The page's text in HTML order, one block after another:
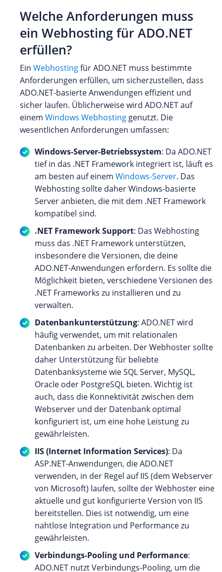
Welche Anforderungen muss
ein Webhosting für ADO.NET
erfüllen?
Ein Webhostingfür ADO.NET muss bestimmte
Anforderungen erfüllen, um sicherzustellen, dass
ADO.NET-basierte Anwendungen effizient und
sicher laufen. Üblicherweise wird ADO.NET auf
einem Windows Webhosting genutzt. Die
wesentlichen Anforderungen umfassen:
Windows-Server-Betriebssystem: Da ADO.NET
tief in das .NET Framework integriert ist, läuft es
am besten auf einem Windows-Server. Das
Webhosting sollte daher Windows-basierte
Server anbieten, die mit dem .NET Framework
kompatibel sind.
.NET Framework Support: Das Webhosting
muss das .NET Framework unterstützen,
insbesondere die Versionen, die deine
ADO.NET-Anwendungen erfordern. Es sollte die
Möglichkeit bieten, verschiedene Versionen des
.NET Frameworks zu installieren und zu
verwalten.
Datenbankunterstützung: ADO.NET wird
häufig verwendet, um mit relationalen
Datenbanken zu arbeiten. Der Webhoster sollte
daher Unterstützung für beliebte
Datenbanksysteme wie SQL Server, MySQL,
Oracle oder PostgreSQL bieten. Wichtig ist
auch, dass die Konnektivität zwischen dem
Webserver und der Datenbank optimal
konfiguriert ist, um eine hohe Leistung zu
gewährleisten.
IIS (Internet Information Services): Da
ASP.NET-Anwendungen, die ADO.NET
verwenden, in der Regel auf IIS (dem Webserver
von Microsoft) laufen, sollte der Webhoster eine
aktuelle und gut konfigurierte Version von IIS
bereitstellen. Dies ist notwendig, um eine
nahtlose Integration und Performance zu
gewährleisten.
Verbindungs-Pooling und Performance:
ADO.NET nutzt Verbindungs-Pooling, um die